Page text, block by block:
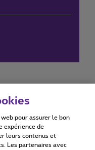
statement
pour assurer le bon
expérience de
leurs contenus et
Les partenaires avec